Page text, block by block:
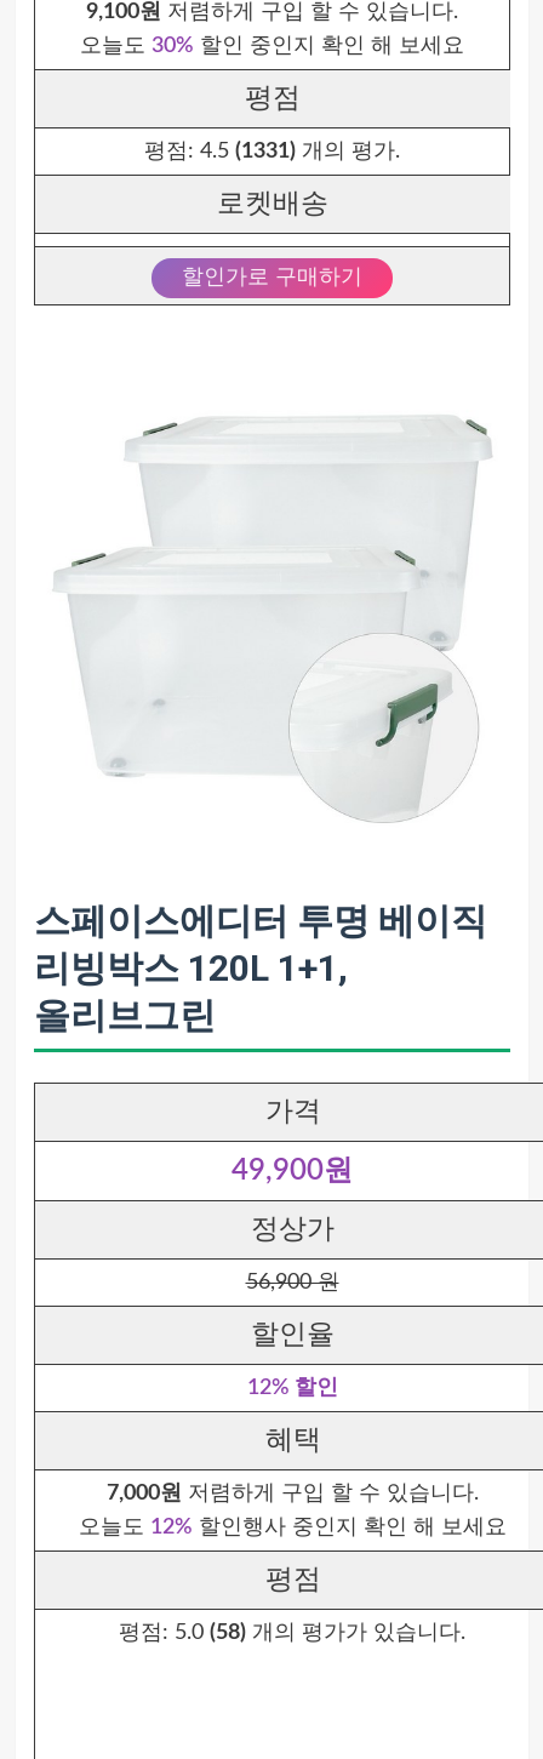
9,100원 저렴하게 구입 할 수 있습니다.
오늘도 30% 할인 중인지 확인 해 보세요
평점
평점: 4.5 (1331)개의 평가.
로켓배송
할인가로 구매하기
스페이스에디터 투명 베이직
리빙박스 120L 1+1,
올리브그린
가격
49,900원
정상가
56,900 원
할인율
12% 할인
혜택
7,000원 저렴하게 구입 할 수 있습니다.
오늘도 12% 할인행사 중인지 확인 해 보세요
평점
평점: 5.0 (58) 개의 평가가 있습니다.